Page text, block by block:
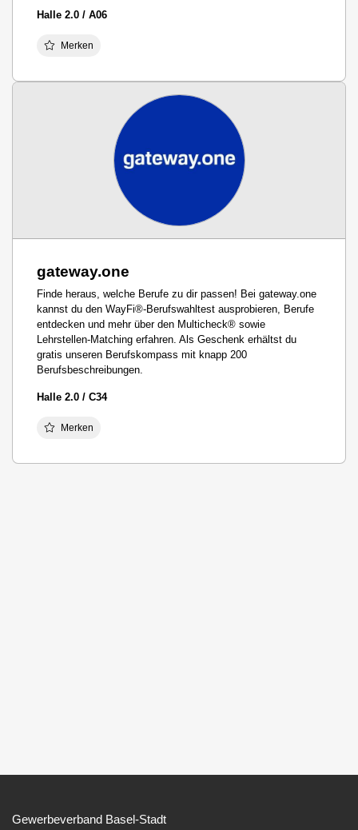
Halle 2.0 / A06
Merken
gateway.one
Finde heraus, welche Berufe zu dir passen! Bei gateway.one
kannst du den WayFi®-Berufswahltest ausprobieren, Berufe
entdecken und mehr über den Multicheck® sowie
Lehrstellen-Matching erfahren. Als Geschenk erhältst du
gratis unseren Berufskompass mit knapp 200
Berufsbeschreibungen.
Halle 2.0 / C34
Merken
Gewerbeverband Basel-Stadt